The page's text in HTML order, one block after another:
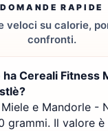
DOMANDE RAPIDE
veloci su calorie,
confronti.
Cereali Fitness
e Mandorle -
grammi. Il valore